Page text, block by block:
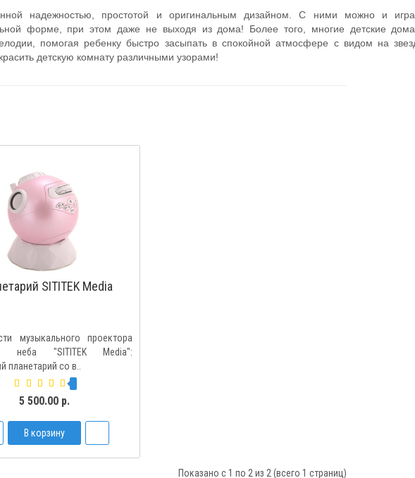
надежностью, простотой и оригинальным дизайном. С ними можно и
форме, при этом даже не выходя из дома! Более того, многие детские
помогая ребенку быстро засыпать в спокойной атмосфере с видом на
детскую комнату различными узорами!
SITITEK Media
музыкального проектора
неба "SITITEK Media":
планетарий со в..
5 500.00 р.
В корзину
Показано с 1 по 2 из 2 (всего 1 страниц)